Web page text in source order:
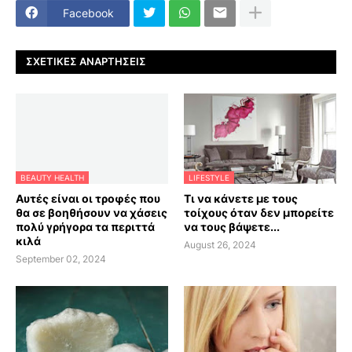
Facebook
ΣΧΕΤΙΚΈΣ ΑΝΑΡΤΉΣΕΙΣ
BEAUTY HEALTH
Αυτές είναι οι τροφές που
θα σε βοηθήσουν να χάσεις
πολύ γρήγορα τα περιττά
κιλά
September 02, 2024
LIFESTYLE
Τι να κάνετε με τους
τοίχους όταν δεν μπορείτε
να τους βάψετε...
August 26, 2024